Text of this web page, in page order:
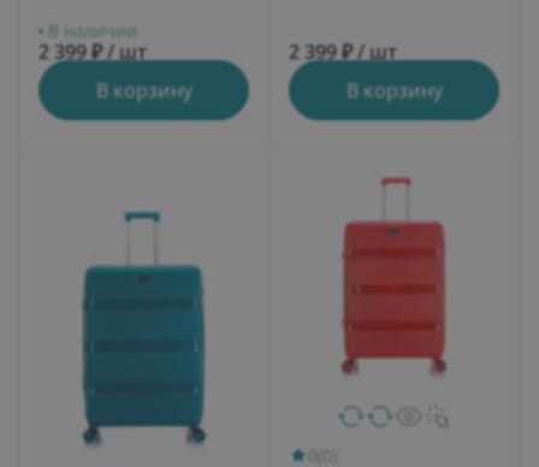
В наличии
2 399 ₽ / шт
В корзину
2 399 ₽ / шт
В корзину
0(0)